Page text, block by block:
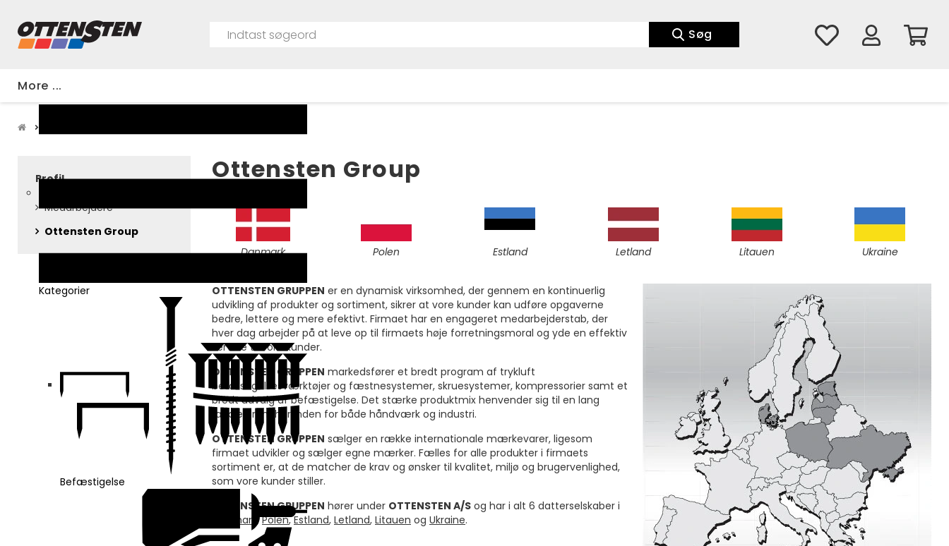
Søg
More ...
Kategorier
Befæstigelse
Profil
Medarbejdere
Ottensten Group
Ottensten Group
Danmark Polen Estland Letland Litauen Ukraine
OTTENSTEN GRUPPEN er en dynamisk virksomhed, der gennem en kontinuerlig
udvikling af produkter og sortiment, sikrer at vore kunder kan udføre opgaverne
bedre, lettere og mere efektivt. Firmaet har en engageret medarbejderstab, der
hver dag arbejder på at leve op til firmaets høje forretningsmoral og yde en effektiv
service til vore kunder.
OTTENSTEN GRUPPEN markedsfører et bredt program af trykluft
befæstigelsesværktøjer og fæstnesystemer, skruesystemer, kompressorier samt et
bredt udvalg af befæstigelse. Det stærke produktmix henvender sig til en lang
række brancher inden for både håndværk og industri.
OTTENSTEN GRUPPEN sælger en række internationale mærkevarer, ligesom
firmaet udvikler og sælger egne mærker. Fælles for alle produkter i firmaets
sortiment er, at de matcher de krav og ønsker til kvalitet, miljø og brugervenlighed,
som vore kunder stiller.
OTTENSTEN GRUPPEN hører under OTTENSTEN A/S og har i alt 6 datterselskaber i
Danmark ,Polen,Estland, Letland, Litauen og Ukraine.